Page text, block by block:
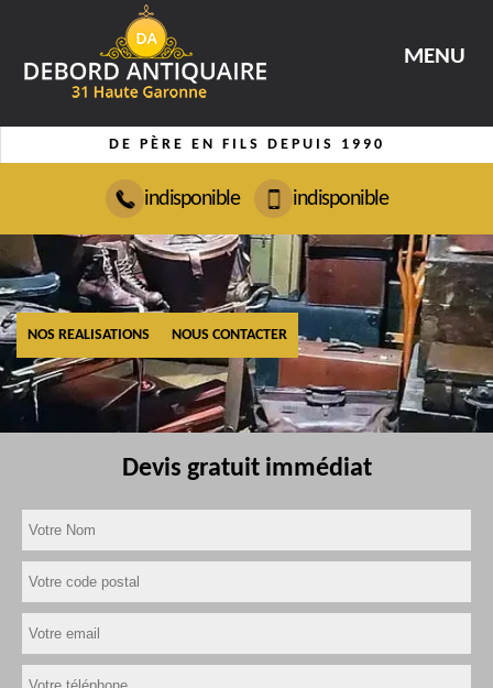
MENU
DE PÈRE EN FILS DEPUIS 1990
indisponible indisponible
NOS REALISATIONS NOUS CONTACTER
Devis gratuit immédiat